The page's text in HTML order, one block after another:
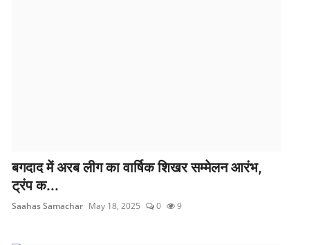
बगदाद में अरब लीग का वार्षिक शिखर सम्मेलन आरंभ,
ट्रंप क...
Saahas Samachar May 18, 2025 0 9